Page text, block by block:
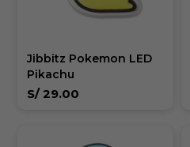
Jibbitz Pokemon LED
Pikachu
S/ 29.00